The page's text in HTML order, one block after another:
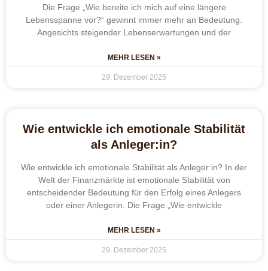
Die Frage „Wie bereite ich mich auf eine längere
Lebensspanne vor?“ gewinnt immer mehr an Bedeutung.
Angesichts steigender Lebenserwartungen und der
MEHR LESEN »
29. Dezember 2025
Wie entwickle ich emotionale Stabilität
als Anleger:in?
Wie entwickle ich emotionale Stabilität als Anleger:in? In der
Welt der Finanzmärkte ist emotionale Stabilität von
entscheidender Bedeutung für den Erfolg eines Anlegers
oder einer Anlegerin. Die Frage „Wie entwickle
MEHR LESEN »
29. Dezember 2025